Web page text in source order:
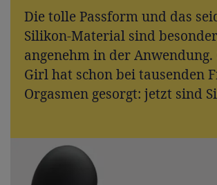
Die tolle Passform und das
Silikon-Material sind
angenehm in der Anwendung.
Girl hat schon bei tausenden
Orgasmen gesorgt: jetzt sind